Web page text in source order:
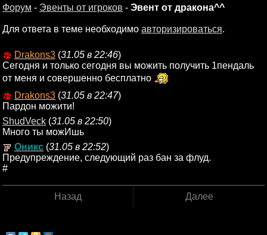
Форум - Эвенты от игроков - Эвент от дракона^^
Для ответа в теме необходимо авторизироваться.
Drakons3 (31.05 в 22:46)
Сегодня и только сегодня вы можить получить 1пендаль
от меня и совершенно бесплатно
Drakons3 (31.05 в 22:47)
Пардон можити!
ShudVeck (31.05 в 22:50)
Много ты можИшь
Оникс (31.05 в 22:52)
Предупреждение, следующий раз бан за флуд.
#
Назад Далее